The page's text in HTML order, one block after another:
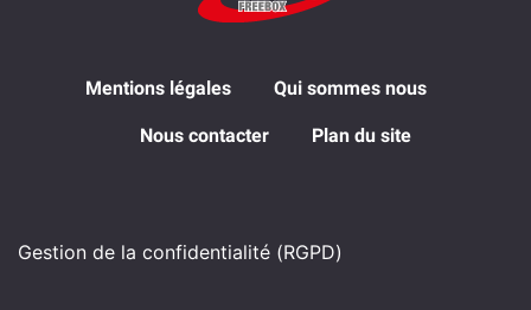
Mentions légales Qui sommes nous
Nous contacter Plan du site
Gestion de la confidentialité (RGPD)